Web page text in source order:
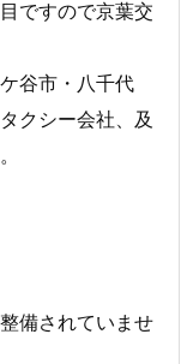
ですので京葉交
谷市・八千代
クシー会社、及
備されていませ